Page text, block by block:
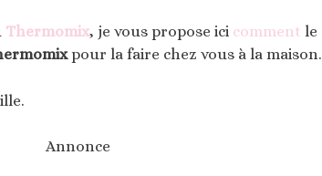
Thermomix, je vous propose ici comment le
pour la faire chez vous à la maison.
Annonce